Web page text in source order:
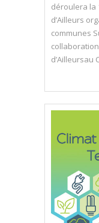
déroulera la
d’Ailleurs
communes
d’Ailleursau